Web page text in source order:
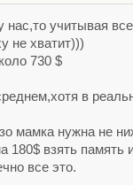
+ HDD 2 Тб
(не ниже 128 бит
нас,то учитывая
не хватит)))
730 $
в
мамка нужна не
180$ взять память
все это.